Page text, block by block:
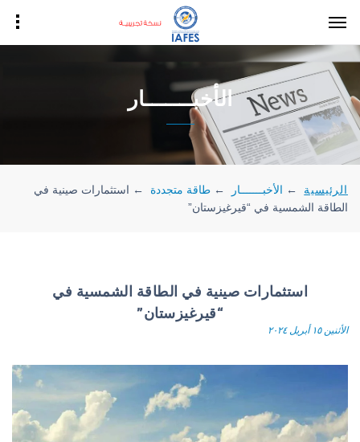
الأخبـــــــار
الرئيسية ← الأخبـــــــار ← طاقة متجددة ← استثمارات صينية في
الطاقة الشمسية في “قيرغيزستان”
استثمارات صينية في الطاقة الشمسية في
“قيرغيزستان”
الأثنين ١٥ أبريل ٢٠٢٤